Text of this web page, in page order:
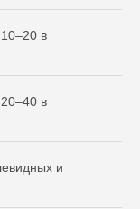
в
в
и